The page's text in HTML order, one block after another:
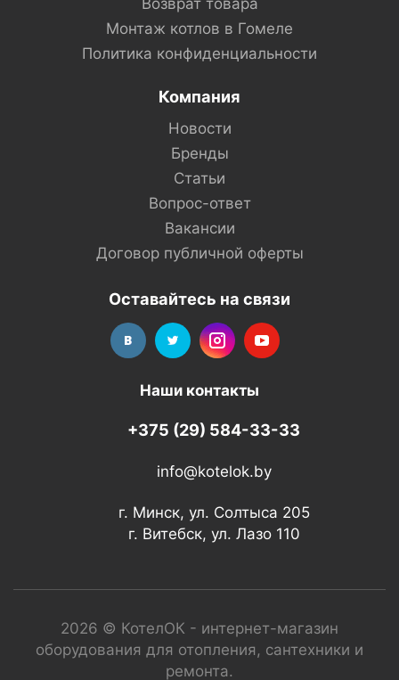
Возврат товара
Монтаж котлов в Гомеле
Политика конфиденциальности
Компания
Новости
Бренды
Статьи
Вопрос-ответ
Вакансии
Договор публичной оферты
Оставайтесь на связи
Наши контакты
+375 (29) 584-33-33
info@kotelok.by
г. Минск, ул. Солтыса 205
г. Витебск, ул. Лазо 110
2026 © КотелОК - интернет-магазин
оборудования для отопления, сантехники и
ремонта.